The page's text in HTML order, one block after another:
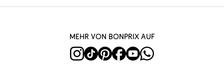
Mehr von bonprix auf